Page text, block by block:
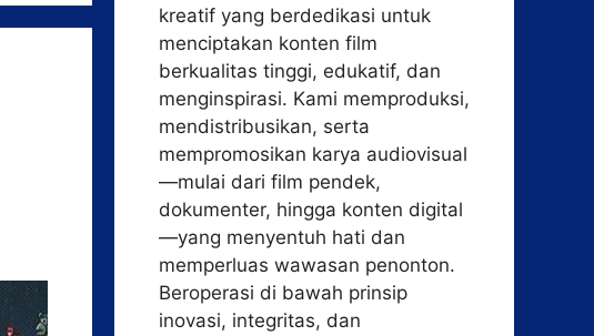
kreatif yang berdedikasi untuk
menciptakan konten film
berkualitas tinggi, edukatif, dan
menginspirasi. Kami memproduksi,
mendistribusikan, serta
mempromosikan karya audiovisual
—mulai dari film pendek,
dokumenter, hingga konten digital
—yang menyentuh hati dan
memperluas wawasan penonton.
Beroperasi di bawah prinsip
inovasi, integritas, dan